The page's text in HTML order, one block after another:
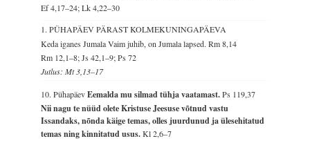
Ef 4,17–24; Lk 4,22–30
1. PÜHAPÄEV PÄRAST KOLMEKUNINGAPÄEVA
Keda iganes Jumala Vaim juhib, on Jumala lapsed.Rm 8,14
Rm 12,1–8; Js 42,1–9; Ps 72
Jutlus: Mt 3,13–17
10. PühapäevEemalda mu silmad tühja vaatamast.Ps 119,37
Nii nagu te nüüd olete Kristuse Jeesuse võtnud vastu
Issandaks, nõnda käige temas, olles juurdunud ja ülesehitatud
temas ning kinnitatud usus.Kl 2,6–7